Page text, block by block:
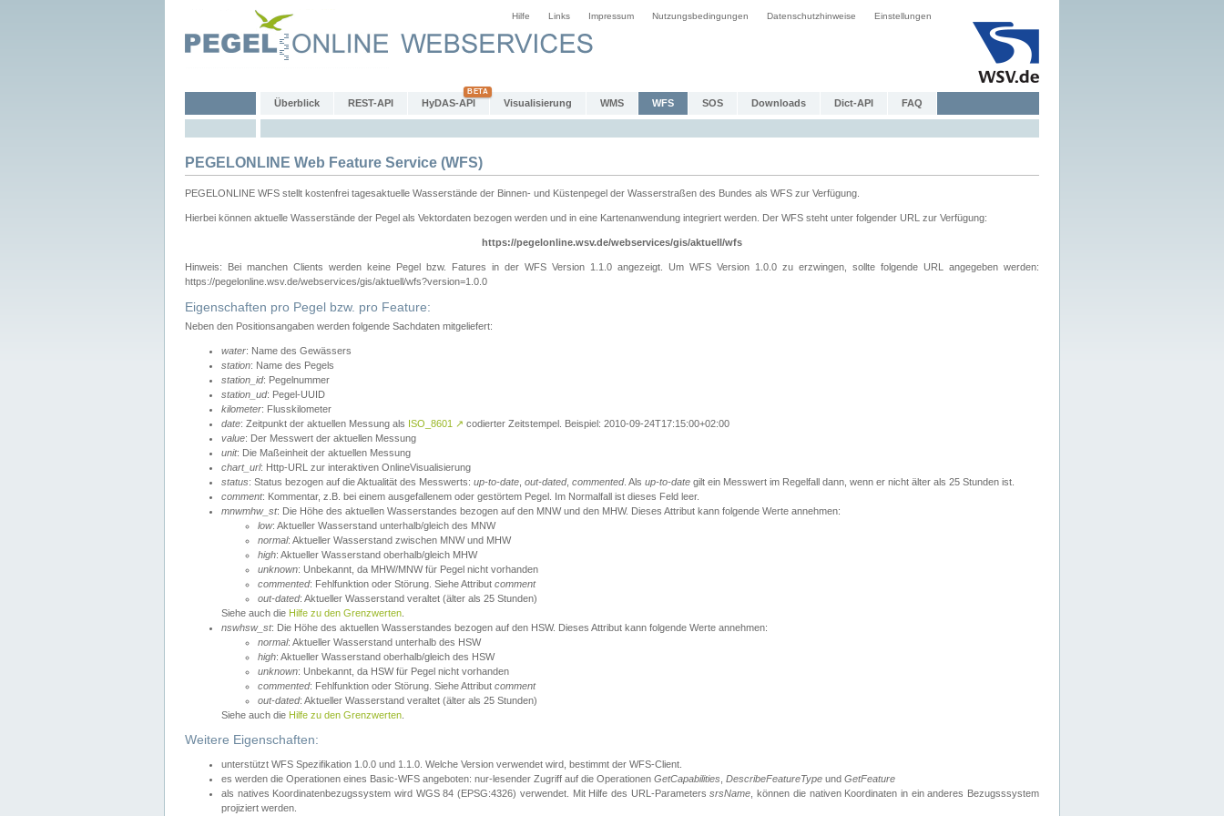
Hilfe Links Impressum Nutzungsbedingungen Datenschutzhinweise Einstellungen
Überblick REST-API HyDAS-API Visualisierung WMS WFS SOS Downloads Dict-API FAQ
PEGELONLINE Web Feature Service (WFS)
PEGELONLINE WFS stellt kostenfrei tagesaktuelle Wasserstände der Binnen- und Küstenpegel der Wasserstraßen des Bundes als WFS zur Verfügung.
Hierbei können aktuelle Wasserstände der Pegel als Vektordaten bezogen werden und in eine Kartenanwendung integriert werden. Der WFS steht unter folgender URL zur Verfügung:
https://pegelonline.wsv.de/webservices/gis/aktuell/wfs
Hinweis: Bei manchen Clients werden keine Pegel bzw. Fatures in der WFS Version 1.1.0 angezeigt. Um WFS Version 1.0.0 zu erzwingen, sollte folgende URL angegeben werden:
https://pegelonline.wsv.de/webservices/gis/aktuell/wfs?version=1.0.0
Eigenschaften pro Pegel bzw. pro Feature:
Neben den Positionsangaben werden folgende Sachdaten mitgeliefert:
water: Name des Gewässers
station: Name des Pegels
station_id: Pegelnummer
station_ud: Pegel-UUID
kilometer: Flusskilometer
date: Zeitpunkt der aktuellen Messung als ISO_8601 ↗ codierter Zeitstempel. Beispiel: 2010-09-24T17:15:00+02:00
value: Der Messwert der aktuellen Messung
unit: Die Maßeinheit der aktuellen Messung
chart_url: Http-URL zur interaktiven OnlineVisualisierung
status: Status bezogen auf die Aktualität des Messwerts: up-to-date out-dated, commented. Als up-to-date gilt ein Messwert im Regelfall dann, wenn er nicht älter als 25 Stunden ist.
comment: Kommentar, z.B. bei einem ausgefallenem oder gestörtem Pegel. Im Normalfall ist dieses Feld leer.
mnwmhw_st: Die Höhe des aktuellen Wasserstandes bezogen auf den MNW und den MHW. Dieses Attribut kann folgende Werte annehmen:
low: Aktueller Wasserstand unterhalb/gleich des MNW
normal: Aktueller Wasserstand zwischen MNW und MHW
high: Aktueller Wasserstand oberhalb/gleich MHW
unknown: Unbekannt, da MHW/MNW für Pegel nicht vorhanden
commented: Fehlfunktion oder Störung. Siehe Attribut comment
out-dated: Aktueller Wasserstand veraltet (älter als 25 Stunden)
Siehe auch die Hilfe zu den Grenzwerten
nswhsw_st: Die Höhe des aktuellen Wasserstandes bezogen auf den HSW. Dieses Attribut kann folgende Werte annehmen:
normal: Aktueller Wasserstand unterhalb des HSW
high: Aktueller Wasserstand oberhalb/gleich des HSW
unknown: Unbekannt, da HSW für Pegel nicht vorhanden
commented: Fehlfunktion oder Störung. Siehe Attribut comment
out-dated: Aktueller Wasserstand veraltet (älter als 25 Stunden)
Siehe auch die Hilfe zu den Grenzwerten
Weitere Eigenschaften:
unterstützt WFS Spezifikation 1.0.0 und 1.1.0. Welche Version verwendet wird, bestimmt der WFS-Client.
es werden die Operationen eines Basic-WFS angeboten: nur-lesender Zugriff auf die Operationen GetCapabilities DescribeFeatureType und GetFeature
als natives Koordinatenbezugssystem wird WGS 84 (EPSG:4326) verwendet. Mit Hilfe des URL-ParameterssrsName , können die nativen Koordinaten in ein anderes Bezugsssystem
projiziert werden.